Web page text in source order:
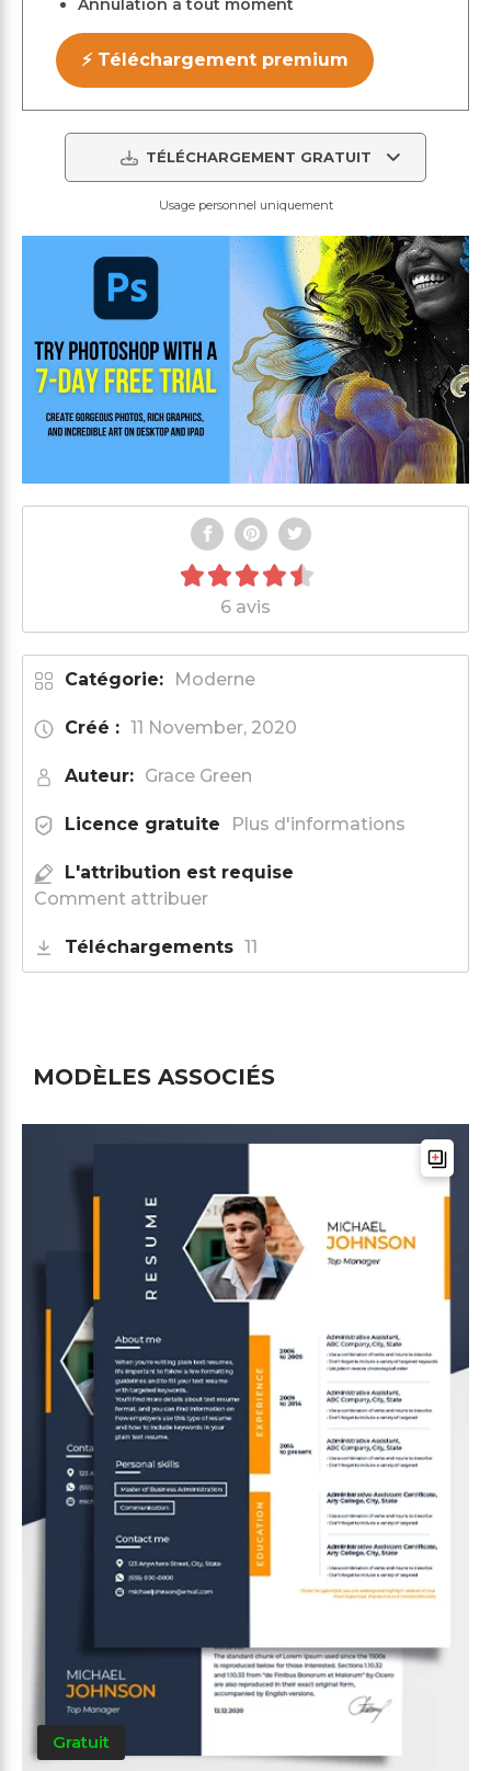
Annulation à tout moment
⚡ Téléchargement premium
TÉLÉCHARGEMENT GRATUIT
Usage personnel uniquement
6 avis
Catégorie: Moderne
Créé : 11 November, 2020
Auteur: Grace Green
Licence gratuite Plus d'informations
L'attribution est requise
Comment attribuer
Téléchargements 11
MODÈLES ASSOCIÉS
Gratuit